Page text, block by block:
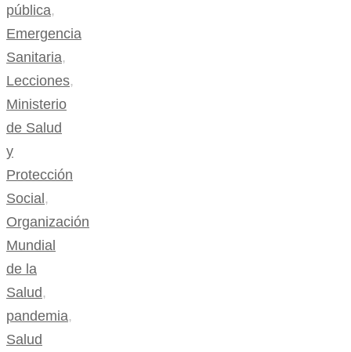
pública,
Emergencia
Sanitaria,
Lecciones,
Ministerio
de Salud
y
Protección
Social,
Organización
Mundial
de la
Salud,
pandemia,
Salud